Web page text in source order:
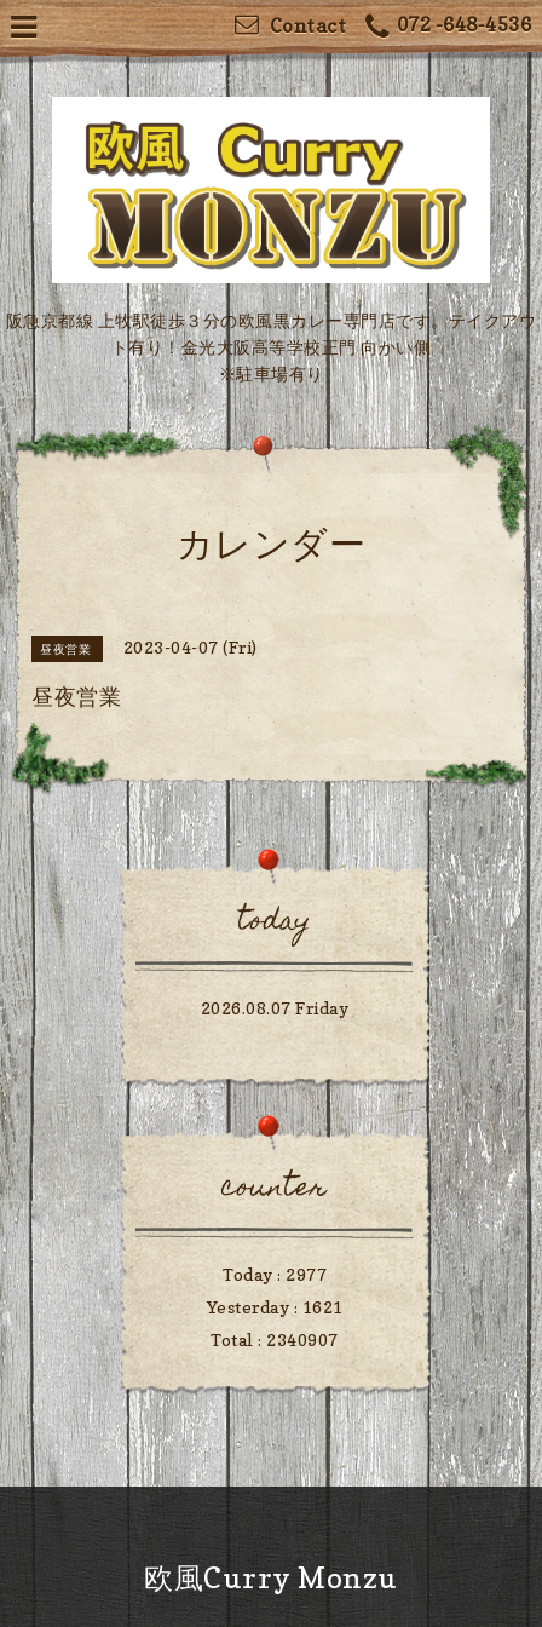
072 -648-4536
Contact
阪急京都線 上牧駅徒歩３分の欧風黒カレー専門店です。テイクアウ
ト有り！金光大阪高等学校正門 向かい側
※駐車場有り
カレンダー
昼夜営業 2023-04-07 (Fri)
昼夜営業
today
2026.08.07 Friday
counter
Today : 2977
Yesterday : 1621
Total : 2340907
欧風Curry Monzu